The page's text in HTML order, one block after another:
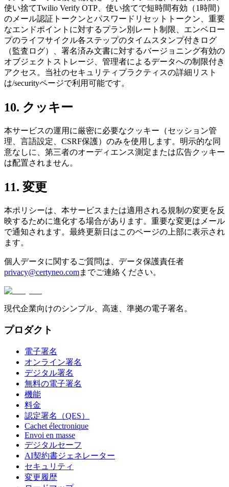
使い捨てTwilio Verify OTP、使い捨てで短時間有効（1時間）
のメール認証トークンとパスワードリセットトークン、重要
なエンドポイントに対するプラン別レート制限、エンベロー
プのライフサイクル各ステップのタイムスタンプ付きログ
（監査ログ）、署名済み文書に対するバージョニング有効の
オブジェクトストレージ、管理者によるデータへの制限付き
アクセス。当社のセキュリティプラクティスの詳細リスト
は/securityページで利用可能です。
10. クッキー
本サービスの運用に厳密に必要なクッキー（セッション管
理、言語設定、CSRF保護）のみを使用します。明示的な同
意なしに、第三者のオーディエンス測定または広告クッキー
は配置されません。
11. 変更
本ポリシーは、本サービスまたは適用される規制の変更を反
映するために進化する場合があります。重要な変更はメール
で通知されます。最終更新日はこのページの上部に表示され
ます。
個人データに関するご質問は、データ保護責任者
privacy@certyneo.comまでご連絡ください。
現代企業向けのシンプル、高速、準拠の電子署名。
プロダクト
電子署名
オンライン署名
デジタル署名
無料の電子署名
機能
料金
認定署名（QES）
Cachet électronique
Envoi en masse
デジタルセーフ
AI契約書ジェネレーター
セキュリティ
変更履歴